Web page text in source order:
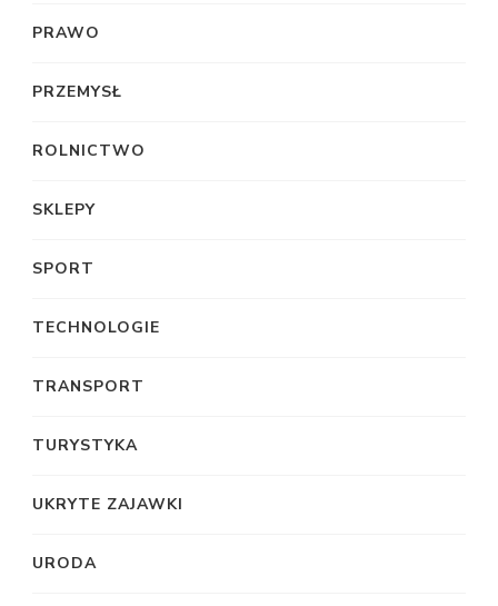
PRAWO
PRZEMYSŁ
ROLNICTWO
SKLEPY
SPORT
TECHNOLOGIE
TRANSPORT
TURYSTYKA
UKRYTE ZAJAWKI
URODA